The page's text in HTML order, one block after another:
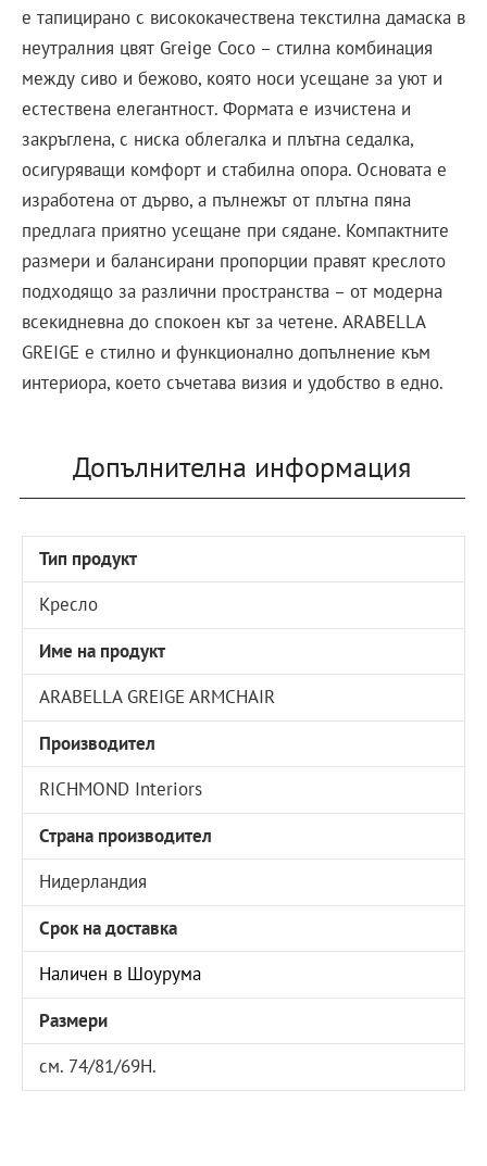
е тапицирано с висококачествена текстилна дамаска в
неутралния цвят Greige Coco – стилна комбинация
между сиво и бежово, която носи усещане за уют и
естествена елегантност. Формата е изчистена и
закръглена, с ниска облегалка и плътна седалка,
осигуряващи комфорт и стабилна опора. Основата е
изработена от дърво, а пълнежът от плътна пяна
предлага приятно усещане при сядане. Компактните
размери и балансирани пропорции правят креслото
подходящо за различни пространства – от модерна
всекидневна до спокоен кът за четене. ARABELLA
GREIGE е стилно и функционално допълнение към
интериора, което съчетава визия и удобство в едно.
Допълнителна информация
Тип продукт
Кресло
Име на продукт
ARABELLA GREIGE ARMCHAIR
Производител
RICHMOND Interiors
Страна производител
Нидерландия
Срок на доставка
Наличен в Шоурума
Размери
см. 74/81/69H.